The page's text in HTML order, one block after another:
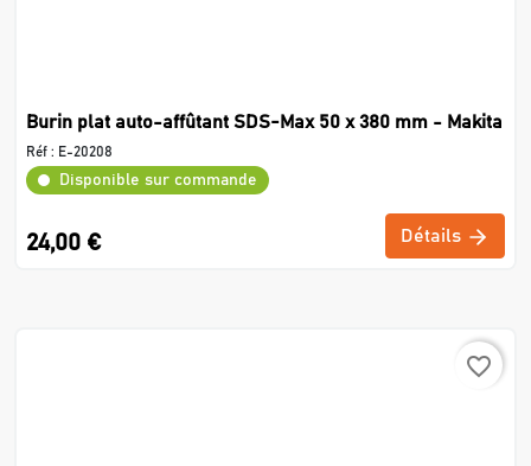
Burin plat auto-affûtant SDS-Max 50 x 380 mm - Makita
Réf : E-20208
Disponible sur commande
24,00 € Détails
favorite_border